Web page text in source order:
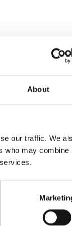
About
our traffic. We
who may combine